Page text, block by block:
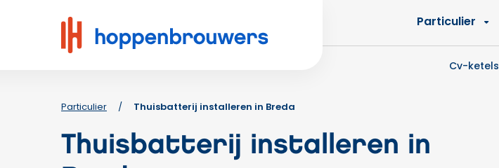
Hoppenbrouwers
Waar
Particulier
Cv-ketels
Particulier / Thuisbatterij installeren in Breda
Thuisbatterij installeren in